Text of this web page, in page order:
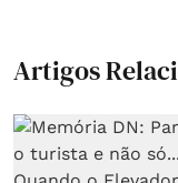
Artigos